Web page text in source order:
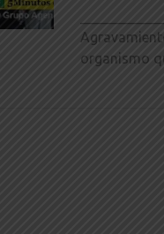
organismo